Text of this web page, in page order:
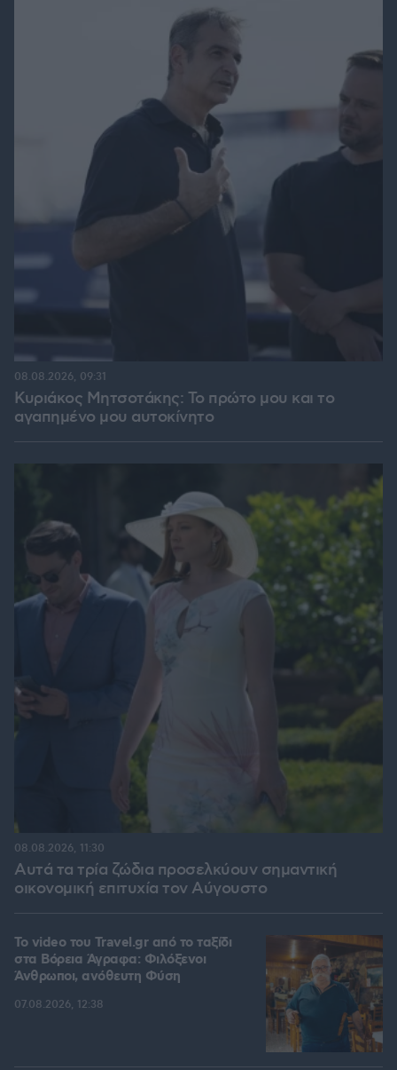
Κυριάκος Μητσοτάκης: Το πρώτο μου και το
αγαπημένο μου αυτοκίνητο
08.08.2026, 09:31
Αυτά τα τρία ζώδια προσελκύουν σημαντική
οικονομική επιτυχία τον Αύγουστο
08.08.2026, 11:30
To video του Travel.gr από το ταξίδι
στα Βόρεια Άγραφα: Φιλόξενοι
Άνθρωποι, ανόθευτη Φύση
07.08.2026, 12:38